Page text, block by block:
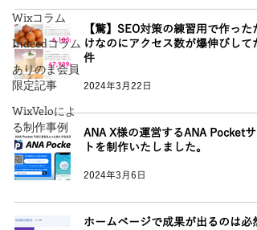
Wixコラム
Indeedコラム
ありのま会員
限定記事
WixVeloによ
る制作事例
【驚】SEO対策の練習用で作っただ
けなのにアクセス数が爆伸びしてた
件
2024年3月22日
ANA X様の運営するANA Pocketサ
トを制作いたしました。
2024年3月6日
ホームページで成果が出るのは必然